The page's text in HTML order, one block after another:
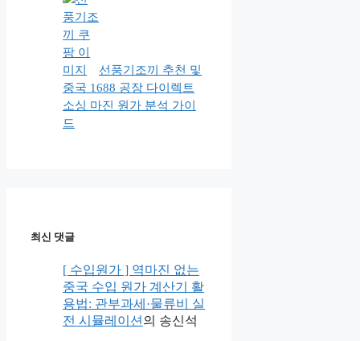
선풍기조끼 추천 및
중국 1688 공장 다이렉트
소싱 마진 원가 분석 가이
드
최신 댓글
[ 수입원가 ] 역마진 없는
중국 수입 원가 계산기 활
용법: 관부과세·물류비 실
전 시뮬레이션 의 송신석